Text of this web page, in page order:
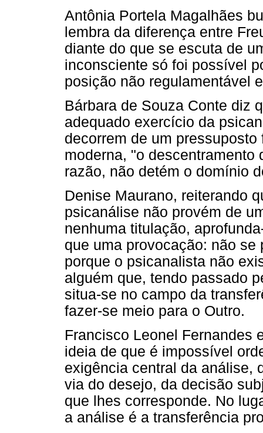
Antônia Portela Magalhães
lembra da diferença entre
diante do que se escuta de
inconsciente só foi possível
posição não regulamentável
Bárbara de Souza Conte diz
adequado exercício da
decorrem de um
moderna, "o
razão, não detém o domínio
Denise Maurano, reiterando
psicanálise não provém de
nenhuma titulação,
que uma provocação: não
porque o psicanalista não
alguém que, tendo passado
situa-se no campo da
fazer-se meio para o Outro.
Francisco Leonel Fernandes
ideia de que é impossível
exigência central da análise,
via do desejo, da decisão
que lhes corresponde. No
a análise é a transferência